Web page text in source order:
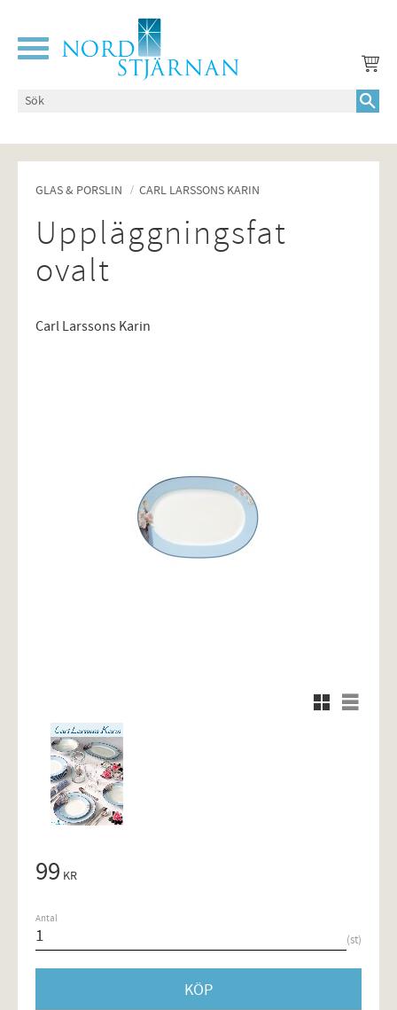
Meny
GLAS & PORSLIN CARL LARSSONS KARIN
Uppläggningsfat
ovalt
Carl Larssons Karin
Rutnätsvy
Listvy
99 KR
Antal
st
KÖP